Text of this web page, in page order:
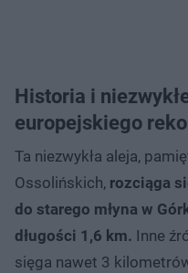
Historia i
europejskiego
Ta niezwykła aleja,
Ossolińskich, rozciąga
do starego młyna w
długości 1,6 km. Inne
sięga nawet 3